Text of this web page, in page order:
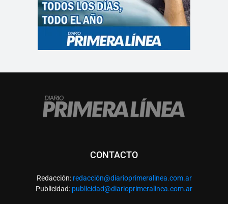
CONTACTO
Redacción: redacción@diarioprimeralinea.com.ar
Publicidad: publicidad@diarioprimeralinea.com.ar